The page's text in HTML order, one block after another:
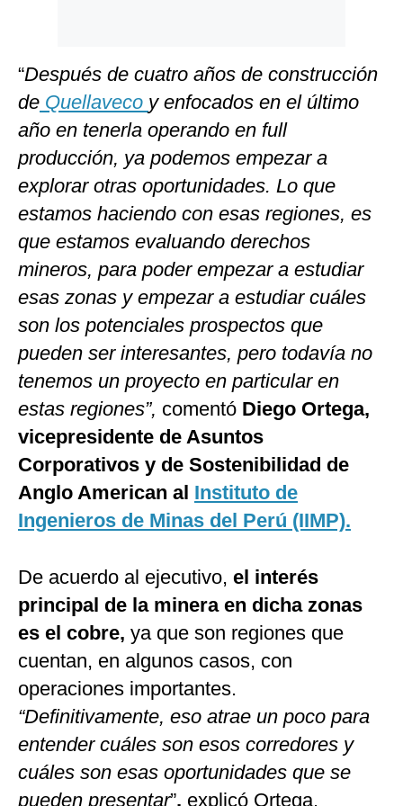
“Después de cuatro años de construcción
de Quellaveco y enfocados en el último
año en tenerla operando en full
producción, ya podemos empezar a
explorar otras oportunidades. Lo que
estamos haciendo con esas regiones, es
que estamos evaluando derechos
mineros, para poder empezar a estudiar
esas zonas y empezar a estudiar cuáles
son los potenciales prospectos que
pueden ser interesantes, pero todavía no
tenemos un proyecto en particular en
estas regiones”, comentó Diego Ortega,
vicepresidente de Asuntos
Corporativos y de Sostenibilidad de
Anglo American al Instituto de
Ingenieros de Minas del Perú (IIMP).
De acuerdo al ejecutivo, el interés
principal de la minera en dicha zonas
es el cobre, ya que son regiones que
cuentan, en algunos casos, con
operaciones importantes.
“Definitivamente, eso atrae un poco para
entender cuáles son esos corredores y
cuáles son esas oportunidades que se
pueden presentar”, explicó Ortega.